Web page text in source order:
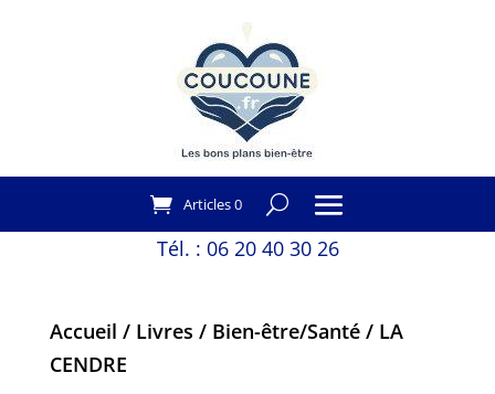
Articles 0
Tél. : 06 20 40 30 26
Accueil / Livres / Bien-être/Santé/ LA
CENDRE